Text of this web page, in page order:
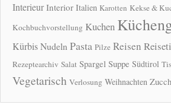
Interieur Interior Italien Karotten Kekse &
Kochbuchvorstellung Kuchen
KürbisNudelnPasta Pilze Reisen
Rezeptearchiv Salat Spargel Suppe Südtirol
Vegetarisch Verlosung Weihnachten